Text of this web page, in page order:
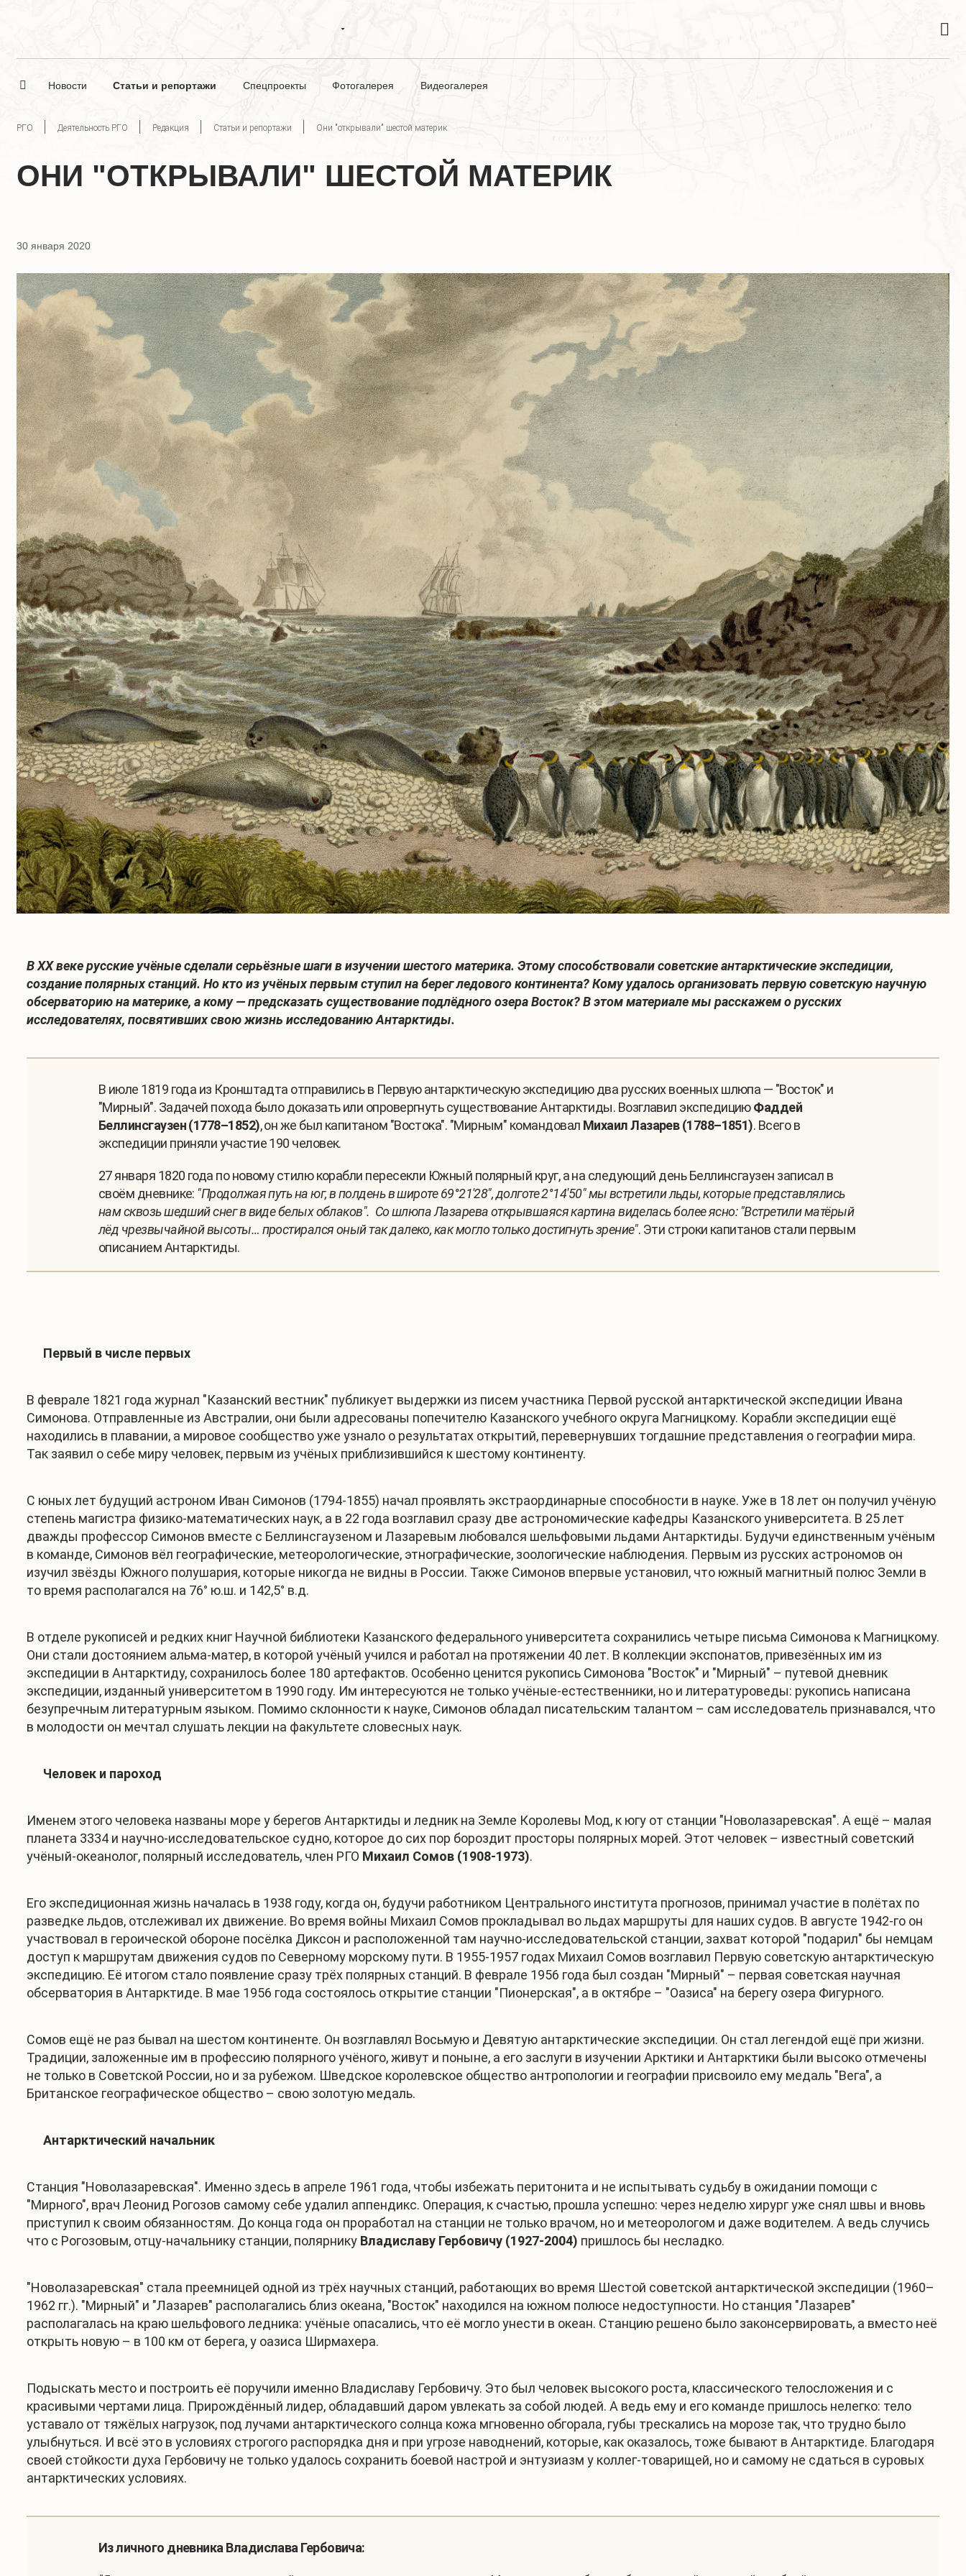
Новости Статьи и репортажи Спецпроекты Фотогалерея Видеогалерея
РГО Деятельность РГО Редакция Статьи и репортажи Они "открывали" шестой материк
ОНИ "ОТКРЫВАЛИ" ШЕСТОЙ МАТЕРИК
30 января 2020
В XX веке русские учёные сделали серьёзные шаги в изучении шестого материка. Этому способствовали советские антарктические экспедиции,
создание полярных станций. Но кто из учёных первым ступил на берег ледового континента? Кому удалось организовать первую советскую научную
обсерваторию на материке, а кому — предсказать существование подлёдного озера Восток? В этом материале мы расскажем о русских
исследователях, посвятивших свою жизнь исследованию Антарктиды.
В июле 1819 года из Кронштадта отправились в Первую антарктическую экспедицию два русских военных шлюпа — "Восток" и
"Мирный". Задачей похода было доказать или опровергнуть существование Антарктиды. Возглавил экспедициюФаддей
Беллинсгаузен (1778–1852), он же был капитаном "Востока". "Мирным" командовал Михаил Лазарев (1788–1851). Всего в
экспедиции приняли участие 190 человек.
27 января 1820 года по новому стилю корабли пересекли Южный полярный круг, а на следующий день Беллинсгаузен записал в
своём дневнике: "Продолжая путь на юг, в полдень в широте 69°21'28", долготе 2°14'50" мы встретили льды, которые представлялись
нам сквозь шедший снег в виде белых облаков". Со шлюпа Лазарева открывшаяся картина виделась более ясно: "Встретили матёрый
лёд чрезвычайной высоты… простирался оный так далеко, как могло только достигнуть зрение". Эти строки капитанов стали первым
описанием Антарктиды.
Первый в числе первых
В феврале 1821 года журнал "Казанский вестник" публикует выдержки из писем участника Первой русской антарктической экспедиции Ивана
Симонова. Отправленные из Австралии, они были адресованы попечителю Казанского учебного округа Магницкому. Корабли экспедиции ещё
находились в плавании, а мировое сообщество уже узнало о результатах открытий, перевернувших тогдашние представления о географии мира.
Так заявил о себе миру человек, первым из учёных приблизившийся к шестому континенту.
С юных лет будущий астроном Иван Симонов (1794-1855) начал проявлять экстраординарные способности в науке. Уже в 18 лет он получил учёную
степень магистра физико-математических наук, а в 22 года возглавил сразу две астрономические кафедры Казанского университета. В 25 лет
дважды профессор Симонов вместе с Беллинсгаузеном и Лазаревым любовался шельфовыми льдами Антарктиды. Будучи единственным учёным
в команде, Симонов вёл географические, метеорологические, этнографические, зоологические наблюдения. Первым из русских астрономов он
изучил звёзды Южного полушария, которые никогда не видны в России. Также Симонов впервые установил, что южный магнитный полюс Земли в
то время располагался на 76° ю.ш. и 142,5° в.д.
В отделе рукописей и редких книг Научной библиотеки Казанского федерального университета сохранились четыре письма Симонова к Магницкому.
Они стали достоянием альма-матер, в которой учёный учился и работал на протяжении 40 лет. В коллекции экспонатов, привезённых им из
экспедиции в Антарктиду, сохранилось более 180 артефактов. Особенно ценится рукопись Симонова "Восток" и "Мирный" – путевой дневник
экспедиции, изданный университетом в 1990 году. Им интересуются не только учёные-естественники, но и литературоведы: рукопись написана
безупречным литературным языком. Помимо склонности к науке, Симонов обладал писательским талантом – сам исследователь признавался, что
в молодости он мечтал слушать лекции на факультете словесных наук.
Человек и пароход
Именем этого человека названы море у берегов Антарктиды и ледник на Земле Королевы Мод, к югу от станции "Новолазаревская". А ещё – малая
планета 3334 и научно-исследовательское судно, которое до сих пор бороздит просторы полярных морей. Этот человек – известный советский
учёный-океанолог, полярный исследователь, член РГО Михаил Сомов (1908-1973).
Его экспедиционная жизнь началась в 1938 году, когда он, будучи работником Центрального института прогнозов, принимал участие в полётах по
разведке льдов, отслеживал их движение. Во время войны Михаил Сомов прокладывал во льдах маршруты для наших судов. В августе 1942-го он
участвовал в героической обороне посёлка Диксон и расположенной там научно-исследовательской станции, захват которой "подарил" бы немцам
доступ к маршрутам движения судов по Северному морскому пути. В 1955-1957 годах Михаил Сомов возглавил Первую советскую антарктическую
экспедицию. Её итогом стало появление сразу трёх полярных станций. В феврале 1956 года был создан "Мирный" – первая советская научная
обсерватория в Антарктиде. В мае 1956 года состоялось открытие станции "Пионерская", а в октябре – "Оазиса" на берегу озера Фигурного.
Сомов ещё не раз бывал на шестом континенте. Он возглавлял Восьмую и Девятую антарктические экспедиции. Он стал легендой ещё при жизни.
Традиции, заложенные им в профессию полярного учёного, живут и поныне, а его заслуги в изучении Арктики и Антарктики были высоко отмечены
не только в Советской России, но и за рубежом. Шведское королевское общество антропологии и географии присвоило ему медаль "Вега", а
Британское географическое общество – свою золотую медаль.
Антарктический начальник
Станция "Новолазаревская". Именно здесь в апреле 1961 года, чтобы избежать перитонита и не испытывать судьбу в ожидании помощи с
"Мирного", врач Леонид Рогозов самому себе удалил аппендикс. Операция, к счастью, прошла успешно: через неделю хирург уже снял швы и вновь
приступил к своим обязанностям. До конца года он проработал на станции не только врачом, но и метеорологом и даже водителем. А ведь случись
что с Рогозовым, отцу-начальнику станции, полярнику Владиславу Гербовичу (1927-2004) пришлось бы несладко.
"Новолазаревская" стала преемницей одной из трёх научных станций, работающих во время Шестой советской антарктической экспедиции (1960–
1962 гг.). "Мирный" и "Лазарев" располагались близ океана, "Восток" находился на южном полюсе недоступности. Но станция "Лазарев"
располагалась на краю шельфового ледника: учёные опасались, что её могло унести в океан. Станцию решено было законсервировать, а вместо неё
открыть новую – в 100 км от берега, у оазиса Ширмахера.
Подыскать место и построить её поручили именно Владиславу Гербовичу. Это был человек высокого роста, классического телосложения и с
красивыми чертами лица. Прирождённый лидер, обладавший даром увлекать за собой людей. А ведь ему и его команде пришлось нелегко: тело
уставало от тяжёлых нагрузок, под лучами антарктического солнца кожа мгновенно обгорала, губы трескались на морозе так, что трудно было
улыбнуться. И всё это в условиях строгого распорядка дня и при угрозе наводнений, которые, как оказалось, тоже бывают в Антарктиде. Благодаря
своей стойкости духа Гербовичу не только удалось сохранить боевой настрой и энтузиазм у коллег-товарищей, но и самому не сдаться в суровых
антарктических условиях.
Из личного дневника Владислава Гербовича: